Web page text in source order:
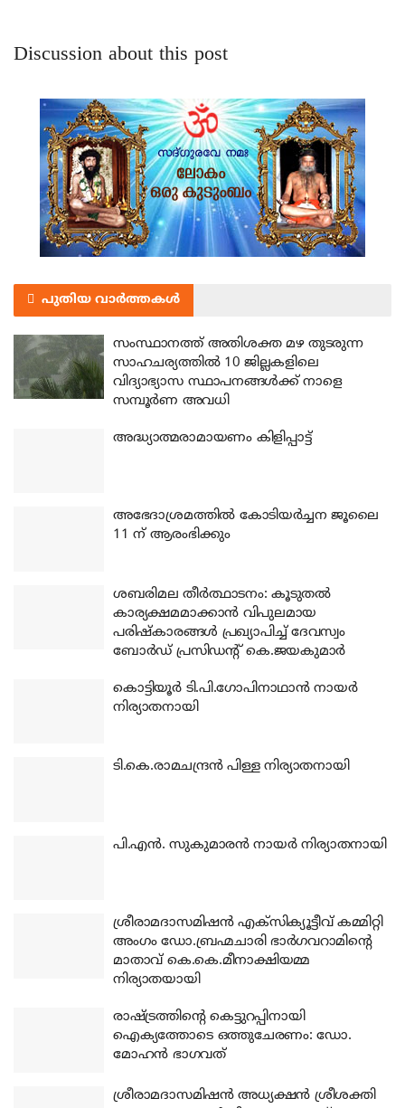
Discussion about this post
പുതിയ വാർത്തകൾ
സംസ്ഥാനത്ത് അതിശക്ത മഴ തുടരുന്ന
സാഹചര്യത്തിൽ 10 ജില്ലകളിലെ
വിദ്യാഭ്യാസ സ്ഥാപനങ്ങൾക്ക് നാളെ
സമ്പൂർണ അവധി
അദ്ധ്യാത്മരാമായണം കിളിപ്പാട്ട്
അഭേദാശ്രമത്തില്‍ കോടിയര്‍ച്ചന ജൂലൈ
11 ന് ആരംഭിക്കും
ശബരിമല തീര്‍ത്ഥാടനം: കൂടുതല്‍
കാര്യക്ഷമമാക്കാന്‍ വിപുലമായ
പരിഷ്‌കാരങ്ങള്‍ പ്രഖ്യാപിച്ച് ദേവസ്വം
ബോര്‍ഡ് പ്രസിഡന്റ് കെ.ജയകുമാര്‍
കൊട്ടിയൂര്‍ ടി.പി.ഗോപിനാഥാന്‍ നായര്‍
നിര്യാതനായി
ടി.കെ.രാമചന്ദ്രന്‍ പിള്ള നിര്യാതനായി
പി.എന്‍. സുകുമാരന്‍ നായര്‍ നിര്യാതനായി
ശ്രീരാമദാസമിഷന്‍ എക്‌സിക്യൂട്ടീവ് കമ്മിറ്റി
അംഗം ഡോ.ബ്രഹ്മചാരി ഭാര്‍ഗവറാമിന്റെ
മാതാവ് കെ.കെ.മീനാക്ഷിയമ്മ
നിര്യാതയായി
രാഷ്ട്രത്തിന്റെ കെട്ടുറപ്പിനായി
ഐക്യത്തോടെ ഒത്തുചേരണം: ഡോ.
മോഹന്‍ ഭാഗവത്
ശ്രീരാമദാസമിഷന്‍ അധ്യക്ഷന്‍ ശ്രീശക്തി